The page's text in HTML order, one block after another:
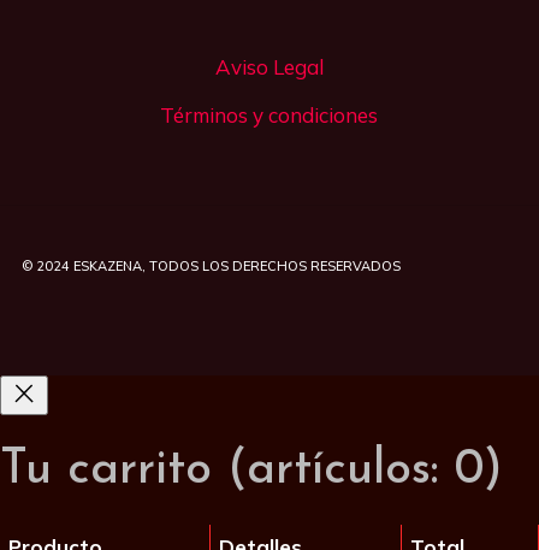
Aviso Legal
Términos y condiciones
© 2024 ESKAZENA, TODOS LOS DERECHOS RESERVADOS
Tu carrito (artículos: 0)